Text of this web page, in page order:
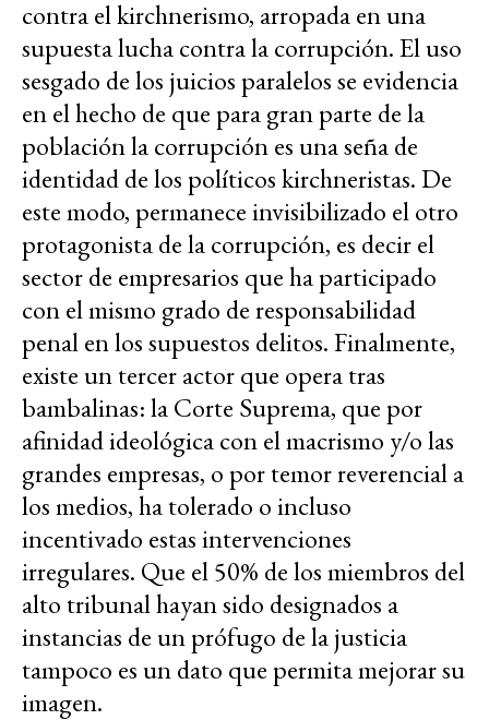
contra el kirchnerismo, arropada en una
supuesta lucha contra la corrupción. El uso
sesgado de los juicios paralelos se evidencia
en el hecho de que para gran parte de la
población la corrupción es una seña de
identidad de los políticos kirchneristas. De
este modo, permanece invisibilizado el otro
protagonista de la corrupción, es decir el
sector de empresarios que ha participado
con el mismo grado de responsabilidad
penal en los supuestos delitos. Finalmente,
existe un tercer actor que opera tras
bambalinas: la Corte Suprema, que por
afinidad ideológica con el macrismo y/o las
grandes empresas, o por temor reverencial a
los medios, ha tolerado o incluso
incentivado estas intervenciones
irregulares. Que el 50% de los miembros del
alto tribunal hayan sido designados a
instancias de un prófugo de la justicia
tampoco es un dato que permita mejorar su
imagen.